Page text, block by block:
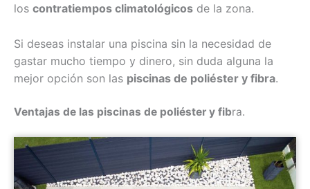
los contratiempos climatológicos de la zona.
Si deseas instalar una piscina sin la necesidad de
gastar mucho tiempo y dinero, sin duda alguna la
mejor opción son las piscinas de poliéster y fibra.
Ventajas de las piscinas de poliéster y fibra.